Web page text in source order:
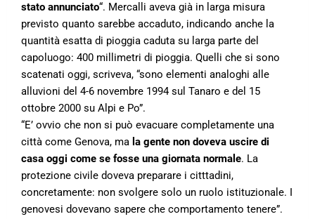
stato annunciato“. Mercalli aveva già in larga misura
previsto quanto sarebbe accaduto, indicando anche la
quantità esatta di pioggia caduta su larga parte del
capoluogo: 400 millimetri di pioggia. Quelli che si sono
scatenati oggi, scriveva, “sono elementi analoghi alle
alluvioni del 4-6 novembre 1994 sul Tanaro e del 15
ottobre 2000 su Alpi e Po”.
“E’ ovvio che non si può evacuare completamente una
città come Genova, ma la gente non doveva uscire di
casa oggi come se fosse una giornata normale. La
protezione civile doveva preparare i citttadini,
concretamente: non svolgere solo un ruolo istituzionale. I
genovesi dovevano sapere che comportamento tenere”.